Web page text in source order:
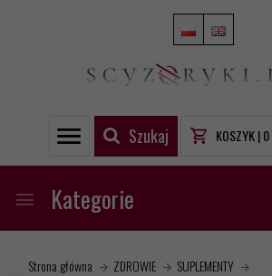
Szukaj KOSZYK |0
Kategorie
Strona główna ZDROWIE
SUPLEMENTY